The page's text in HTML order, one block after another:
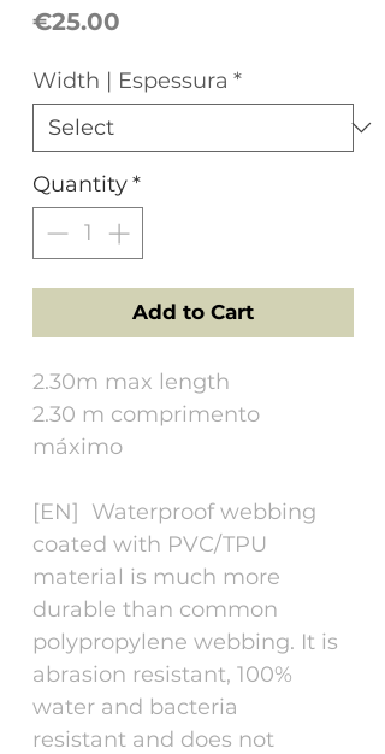
€25.00
Width | Espessura *
Quantity*
Add to Cart
2.30m max length
2.30 m comprimento
máximo
[EN] Waterproof webbing
coated with PVC/TPU
material is much more
durable than common
polypropylene webbing. It is
abrasion resistant, 100%
water and bacteria
resistant and does not